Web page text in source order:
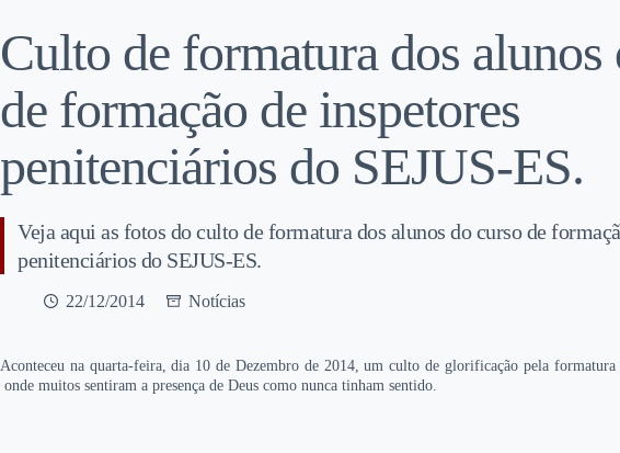
Culto de formatura dos alunos
de formação de inspetores
penitenciários do SEJUS-ES.
Veja aqui as fotos do culto de formatura dos alunos do curso de
penitenciários do SEJUS-ES.
22/12/2014 Notícias
Aconteceu na quarta-feira, dia 10 de Dezembro de 2014, um culto de glorificação pela
onde muitos sentiram a presença de Deus como nunca tinham sentido.